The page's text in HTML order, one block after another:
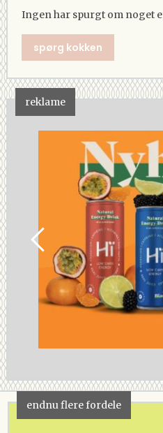
Ingen har spurgt om noget
spørg kokken
reklame
endnu flere fordele